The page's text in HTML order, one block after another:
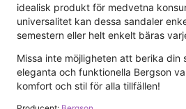
idealisk produkt för medvetna
universalitet kan dessa sandaler
semestern eller helt enkelt bäras
Missa inte möjligheten att berika din
eleganta och funktionella Bergson
komfort och stil för alla tillfällen!